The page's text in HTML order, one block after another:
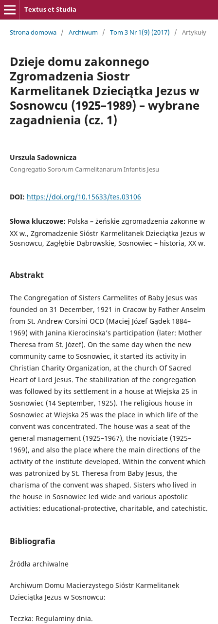
Textus et Studia
Strona domowa / Archiwum / Tom 3 Nr 1(9) (2017) / Artykuły
Dzieje domu zakonnego
Zgromadzenia Siostr
Karmelitanek Dzieciątka Jezus w
Sosnowcu (1925–1989) – wybrane
zagadnienia (cz. 1)
Urszula Sadownicza
Congregatio Sororum Carmelitanarum Infantis Jesu
DOI: https://doi.org/10.15633/tes.03106
Słowa kluczowe: Polska – żeńskie zgromadzenia zakonne w
XX w., Zgromadzenie Sióstr Karmelitanek Dzieciątka Jezus w
Sosnowcu, Zagłębie Dąbrowskie, Sosnowiec – historia, XX w.
Abstrakt
The Congregation of Sisters Carmelites of Baby Jesus was
founded on 31 December, 1921 in Cracow by Father Anselm
from St. Andrew Corsini OCD (Maciej Józef Gądek 1884–
1969) with Janina Kierocinska’s participation (later: Mother
Theresa from St. Józef). On the same day when the new
community came to Sosnowiec, it started its activity in
Christian Charity Organization, at the church Of Sacred
Heart of Lord Jesus. The stabilization of the congregation
was followed by its settlement in a house at Wiejska 25 in
Sosnowiec (14 September, 1925). The religious house in
Sosnowiec at Wiejska 25 was the place in which life of the
convent was concentrated. The house was a seat of the
general management (1925–1967), the noviciate (1925–
1969), and also the place where the main directions of the
activity of the institute developed. Within the convent which
was patronized by St. Theresa from Baby Jesus, the
charisma of the convent was shaped. Sisters who lived in
the house in Sosnowiec led wide and various apostolic
activities: educational-protective, charitable, and catechistic.
Bibliografia
Źródła archiwalne
Archiwum Domu Macierzystego Sióstr Karmelitanek
Dzieciątka Jezus w Sosnowcu:
Teczka: Regulaminy dnia.